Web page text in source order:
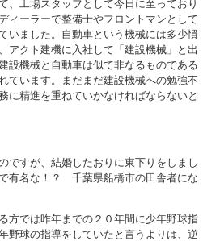
、工場スタッフとして今日に至っており
ィーラーで整備士やフロントマンとして
いました。自動車という機械には多少慣
アクト建機に入社して「建設機械」と出
設機械と自動車は似て非なるものである
ています。まだまだ建設機械への勉強不
に精進を重ねていかなければならないと
ですが、結婚したおりに東下りをしまし
有名な！？ 千葉県船橋市の田舎者にな
では昨年までの２０年間に少年野球指
野球の指導をしていたと言うよりは、逆